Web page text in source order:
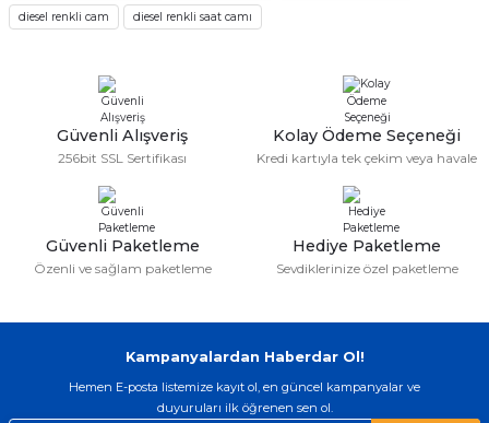
iyi bir ürün geldi fiyatına göre mütiş
kaliteli
gerçekten çok kaliteil ürün geldi bu
kordonu normal dışardan bir saatciye
taktırsam işciliği ile birlikte enaz 2,k
isterlerdi alacak arkadaşlar ölçülerini
İsmail yılmaz | 15/05/2026
Swatch yos Model saatime aldim
Sipariş verdikten 2 gün sonra ulaştı.
Oldukça kaliteli ve şık bir görünümü
diesel renkli cam diesel renkli saat camı
Güvenli Alışveriş
256bit SSL Sertifikası
Kolay Ödeme Seçeneği
Kredi kartıyla tek çekim veya havale
Güvenli Paketleme
Özenli ve sağlam paketleme
Hediye Paketleme
Sevdiklerinize özel paketleme
Kampanyalardan Haberdar Ol!
Hemen E-posta listemize kayıt ol, en güncel kampanyalar ve
duyuruları ilk öğrenen sen ol.